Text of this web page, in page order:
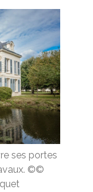
ses portes
©©